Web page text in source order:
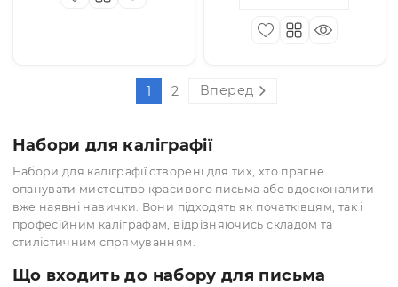
Каліграфії, набори, туш,
пензлі. папір.
Туш для каліграфії
688.00 грн(шт)
КУПИТИ
Туш для каліграфії
90.00 грн(шт)